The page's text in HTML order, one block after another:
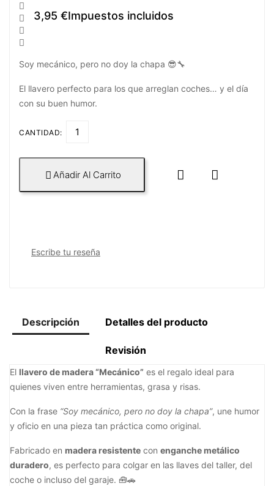




3,95 €Impuestos incluidos
Soy mecánico, pero no doy la chapa 😎🔧
El llavero perfecto para los que arreglan coches… y el día
con su buen humor.
CANTIDAD:
 Añadir Al Carrito  
Escribe tu reseña
Descripción Detalles del producto
Revisión
El llavero de madera “Mecánico” es el regalo ideal para
quienes viven entre herramientas, grasa y risas.
Con la frase “Soy mecánico, pero no doy la chapa”, une humor
y oficio en una pieza tan práctica como original.
Fabricado en madera resistente con enganche metálico
duradero, es perfecto para colgar en las llaves del taller, del
coche o incluso del garaje. 🧰🚗